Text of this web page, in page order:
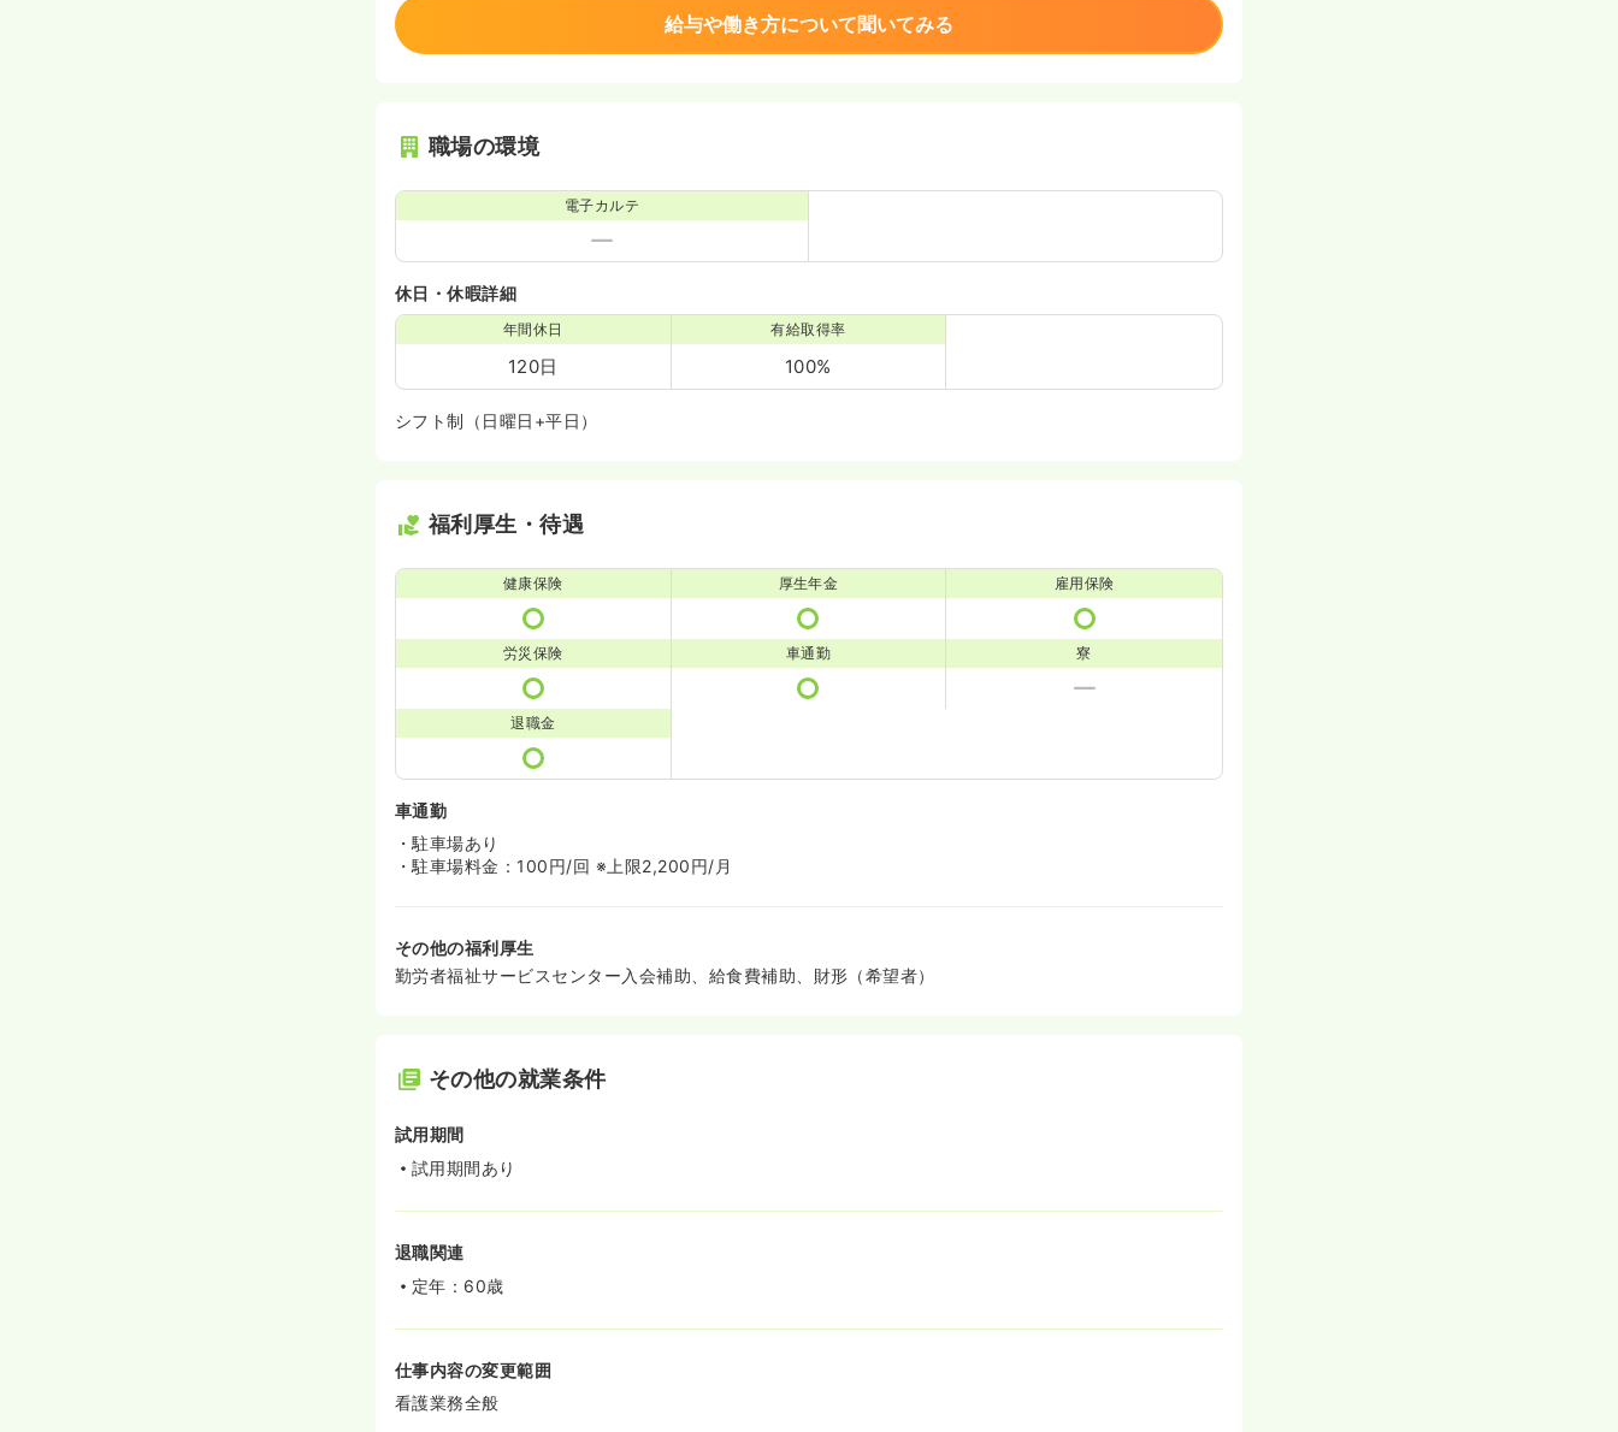
給与や働き方について聞いてみる
職場の環境
電子カルテ
休日・休暇詳細
年間休日
120日
有給取得率
100%
シフト制（日曜日+平日）
福利厚生・待遇
健康保険 厚生年金 雇用保険
労災保険 車通勤 寮
退職金
車通勤
・駐車場あり
・駐車場料金：100円/回 ※上限2,200円/月
その他の福利厚生
勤労者福祉サービスセンター入会補助、給食費補助、財形（希望者）
その他の就業条件
試用期間
試用期間あり
退職関連
定年：60歳
仕事内容の変更範囲
看護業務全般